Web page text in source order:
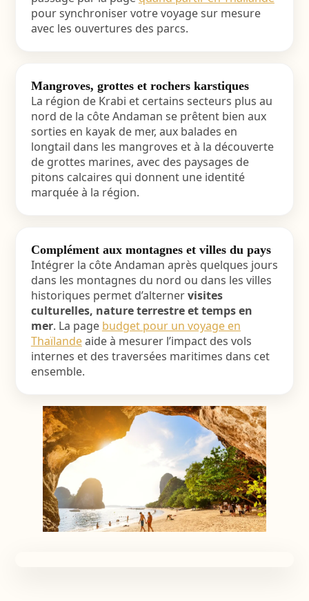
pour synchroniser votre voyage sur mesure
avec les ouvertures des parcs.
Mangroves, grottes et rochers karstiques
La région de Krabi et certains secteurs plus au
nord de la côte Andaman se prêtent bien aux
sorties en kayak de mer, aux balades en
longtail dans les mangroves et à la découverte
de grottes marines, avec des paysages de
pitons calcaires qui donnent une identité
marquée à la région.
Complément aux montagnes et villes du pays
Intégrer la côte Andaman après quelques jours
dans les montagnes du nord ou dans les villes
historiques permet d’alternervisites
culturelles, nature terrestre et temps en
mer. La page budget pour un voyage en
Thaïlandeaide à mesurer l’impact des vols
internes et des traversées maritimes dans cet
ensemble.